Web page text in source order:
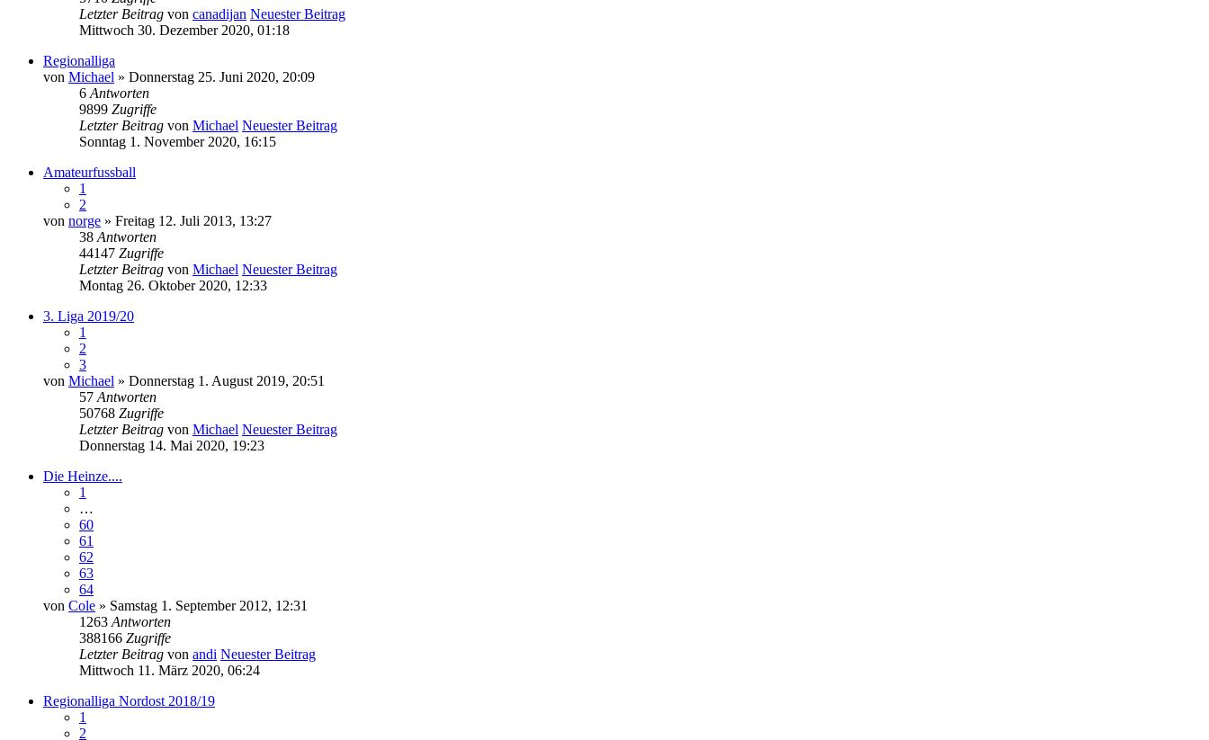
Letzter Beitrag von canadijan Neuester Beitrag
Mittwoch 30. Dezember 2020, 01:18
Regionalliga
von Michael » Donnerstag 25. Juni 2020, 20:09
6 Antworten
9899 Zugriffe
Letzter Beitrag von Michael Neuester Beitrag
Sonntag 1. November 2020, 16:15
Amateurfussball
1
2
von norge » Freitag 12. Juli 2013, 13:27
38 Antworten
44147 Zugriffe
Letzter Beitrag von Michael Neuester Beitrag
Montag 26. Oktober 2020, 12:33
3. Liga 2019/20
1
2
3
von Michael » Donnerstag 1. August 2019, 20:51
57 Antworten
50768 Zugriffe
Letzter Beitrag von Michael Neuester Beitrag
Donnerstag 14. Mai 2020, 19:23
Die Heinze....
1
…
60
61
62
63
64
von Cole » Samstag 1. September 2012, 12:31
1263 Antworten
388166 Zugriffe
Letzter Beitrag von andi Neuester Beitrag
Mittwoch 11. März 2020, 06:24
Regionalliga Nordost 2018/19
1
2